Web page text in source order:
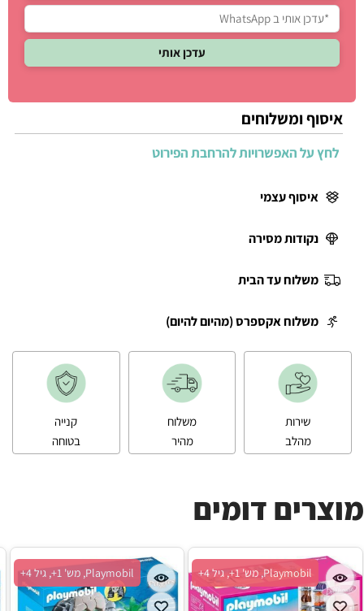
איסוף ומשלוחים
לחץ על האפשרויות להרחבת הפירוט
איסוף עצמי
נקודות מסירה
משלוח עד הבית
משלוח אקספרס (מהיום להיום)
שירות
מהלב
משלוח
מהיר
קנייה
בטוחה
מוצרים דומים
Playmobil, מש' 1+, גיל 4+ Playmobil, מש' 1+, גיל 4+